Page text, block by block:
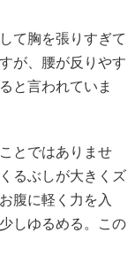
て胸を張りすぎて
が、腰が反りやす
と言われていま
とではありませ
るぶしが大きくズ
腹に軽く力を入
しゆるめる。この